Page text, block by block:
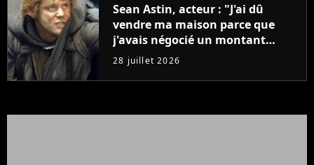
Sean Astin, acteur : "J'ai dû
vendre ma maison parce que
j'avais négocié un montant
beaucoup trop bas pour Le
Seigneur des anneaux"
28 juillet 2026